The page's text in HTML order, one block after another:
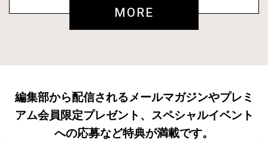
MORE
編集部から配信されるメールマガジンやプレミ
アム会員限定プレゼント、スペシャルイベント
への応募など特典が満載です。